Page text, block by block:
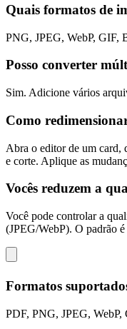
Quais formatos de
PNG, JPEG, WebP, GIF,
Posso converter
Sim. Adicione vários
Como
Abra o editor de um card,
e corte. Aplique as
Vocês reduzem a
Você pode controlar a
(JPEG/WebP). O padrão
Formatos
PDF, PNG, JPEG,